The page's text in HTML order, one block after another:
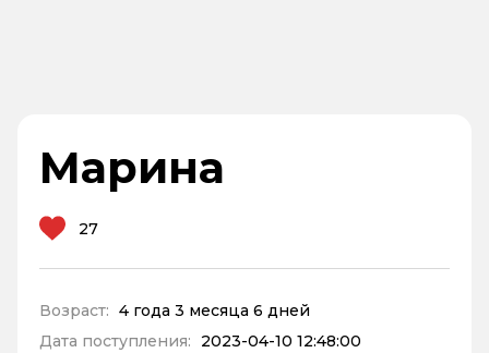
Марина
27
Возраст: 4 года 3 месяца 6 дней
Дата поступления:
2023-04-10 12:48:00